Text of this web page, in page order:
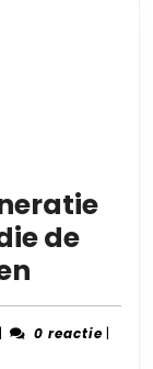
de
de
Nieuwe
accent-
| 0 reactie |